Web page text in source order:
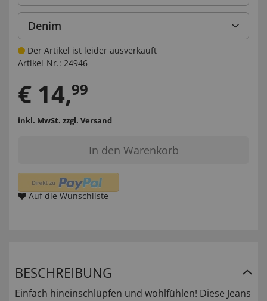
Denim
Der Artikel ist leider ausverkauft
Artikel-Nr.: 24946
€ 14,99
inkl. MwSt. zzgl. Versand
In den Warenkorb
Auf die Wunschliste
BESCHREIBUNG
Einfach hineinschlüpfen und wohlfühlen! Diese Jeans